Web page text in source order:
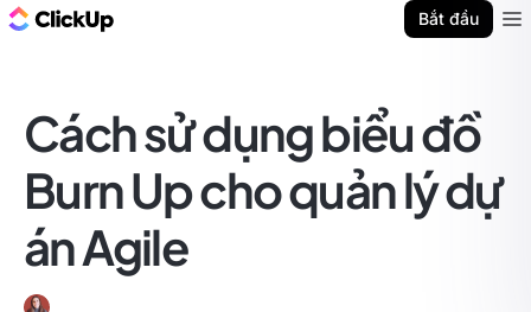
Bắt đầu
Cách sử dụng biểu đồ
Burn Up cho quản lý dự
án Agile